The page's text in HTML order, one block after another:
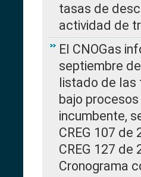
tasas de
actividad de
El CNOGas
septiembre
listado de las
bajo
incumbente,
CREG 107
CREG 127 de
Cronograma